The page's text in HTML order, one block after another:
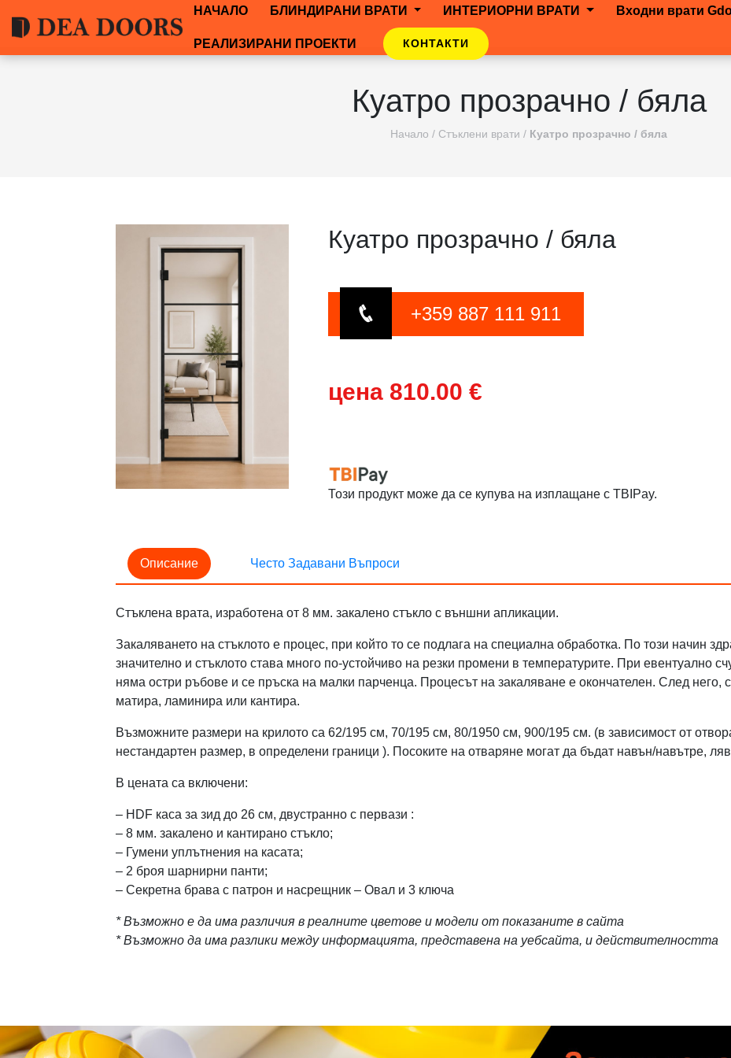
НАЧАЛО БЛИНДИРАНИ ВРАТИ ИНТЕРИОРНИ ВРАТИ Входни врати
РЕАЛИЗИРАНИ ПРОЕКТИ КОНТАКТИ
Куатро прозрачно / бяла
Начало / Стъклени врати / Куатро прозрачно / бяла
Куатро прозрачно / бяла
+359 887 111 911
цена 810.00 €
Този продукт може да се купува на изплащане с TBIPay.
Описание Често Задавани Въпроси
Стъклена врата, изработена от 8 мм. закалено стъкло с външни апликации.
Закаляването на стъклото е процес, при който то се подлага на специална обработка. По този начин
значително и стъклото става много по-устойчиво на резки промени в температурите. При евентуално
няма остри ръбове и се пръска на малки парченца. Процесът на закаляване е окончателен. След него,
матира, ламинира или кантира.
Възможните размери на крилото са 62/195 см, 70/195 см, 80/1950 см, 900/195 см. (в зависимост от
нестандартен размер, в определени граници ). Посоките на отваряне могат да бъдат навън/навътре,
В цената са включени:
– HDF каса за зид до 26 см, двустранно с первази :
– 8 мм. закалено и кантирано стъкло;
– Гумени уплътнения на касата;
– 2 броя шарнирни панти;
– Секретна брава с патрон и насрещник – Овал и 3 ключа
* Възможно е да има различия в реалните цветове и модели от показаните в сайта
* Възможно да има разлики между информацията, представена на уебсайта, и действителността